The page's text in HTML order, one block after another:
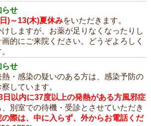
らせ
)～13(木)夏休みをいただきます。
けしますが、お薬が足りなくなったりし
的にご来院ください。どうぞよろしく
らせ
・感染の疑いのある方は、感染予防の
しています。
日以内に37度以上の発熱がある方風邪症
、別室での待機・受診とさせていただき
の際は、中に入らず、外からお電話くだ